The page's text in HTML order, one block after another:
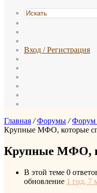
статья
Вход / Регистрация
Главная / Форумы / Форум
Крупные МФО, которые
Крупные МФО,
В этой теме 0
обновление 1 год, 7